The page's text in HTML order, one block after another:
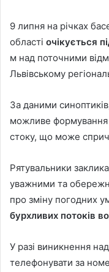
9 липня на річках
області очікується
м над поточними
Львівському
За даними
можливе формування
стоку, що може
Рятувальники
уважними та
про зміну погодних
бурхливих потоків
У разі виникнення
телефонувати за